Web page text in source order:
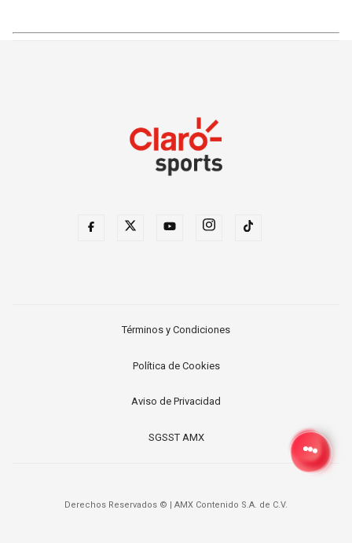
Términos y Condiciones
Política de Cookies
Aviso de Privacidad
SGSST AMX
Derechos Reservados © AMX Contenido S.A. de C.V.